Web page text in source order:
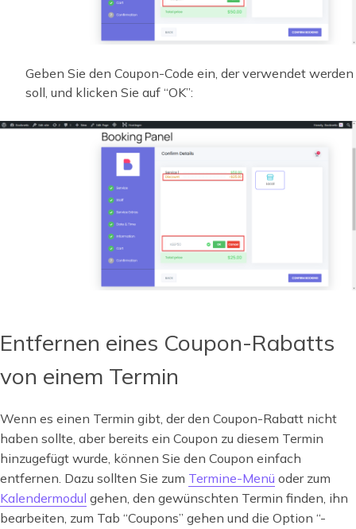
Geben Sie den Coupon-Code ein, der verwendet werden
soll, und klicken Sie auf “OK”:
Entfernen eines Coupon-Rabatts
von einem Termin
Wenn es einen Termin gibt, der den Coupon-Rabatt nicht
haben sollte, aber bereits ein Coupon zu diesem Termin
hinzugefügt wurde, können Sie den Coupon einfach
entfernen. Dazu sollten Sie zum Termine-Menü oder zum
Kalendermodul gehen, den gewünschten Termin finden, ihn
bearbeiten, zum Tab “Coupons” gehen und die Option “-